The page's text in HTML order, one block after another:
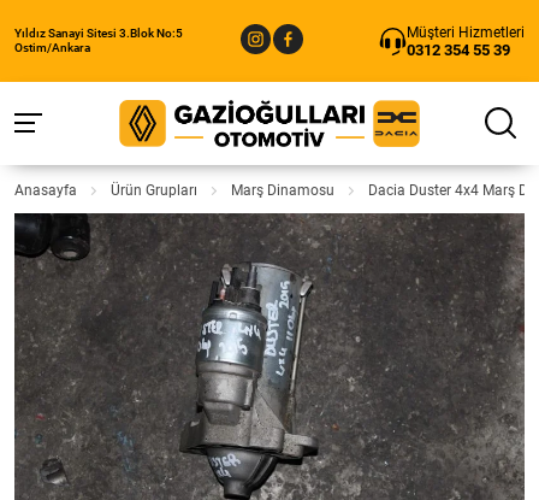
Yıldız Sanayi Sitesi 3.Blok No:5
Ostim/Ankara
Müşteri Hizmetleri
0312 354 55 39
Anasayfa Ürün Grupları Marş Dinamosu Dacia Duster 4x4 Marş